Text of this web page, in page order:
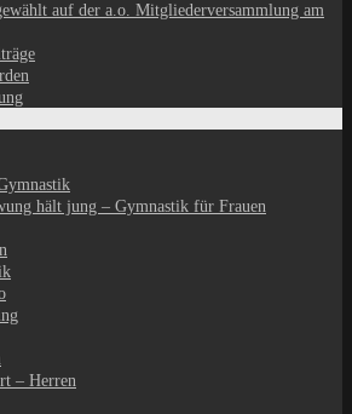
auf der a.o. Mitgliederversammlung am
hält jung – Gymnastik für Frauen
– Herren